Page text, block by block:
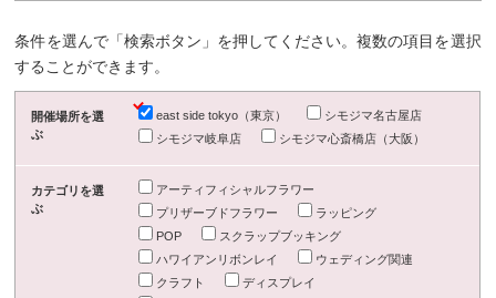
条件を選んで「検索ボタン」を押してください。複数の項目を選択
することができます。
開催場所を選
ぶ
east side tokyo（東京）
シモジマ名古屋店
シモジマ岐阜店
シモジマ心斎橋店（大阪）
カテゴリを選
ぶ
アーティフィシャルフラワー
プリザーブドフラワー
ラッピング
POP
スクラップブッキング
ハワイアンリボンレイ
ウェディング関連
クラフト
ディスプレイ